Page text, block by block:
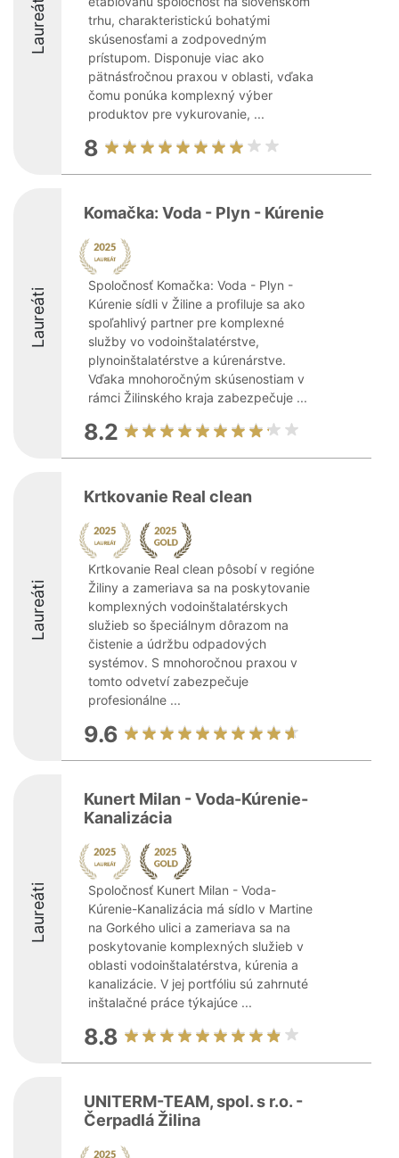
Laureáti
trhu, charakteristickú bohatými
skúsenosťami a zodpovedným
prístupom. Disponuje viac ako
pätnásťročnou praxou v oblasti, vďaka
čomu ponúka komplexný výber
produktov pre vykurovanie, ...
8
Laureáti
Komačka: Voda - Plyn - Kúrenie
Spoločnosť Komačka: Voda - Plyn -
Kúrenie sídli v Žiline a profiluje sa ako
spoľahlivý partner pre komplexné
služby vo vodoinštalatérstve,
plynoinštalatérstve a kúrenárstve.
Vďaka mnohoročným skúsenostiam v
rámci Žilinského kraja zabezpečuje ...
8.2
Laureáti
Krtkovanie Real clean
Krtkovanie Real clean pôsobí v regióne
Žiliny a zameriava sa na poskytovanie
komplexných vodoinštalatérskych
služieb so špeciálnym dôrazom na
čistenie a údržbu odpadových
systémov. S mnohoročnou praxou v
tomto odvetví zabezpečuje
profesionálne ...
9.6
Laureáti
Kunert Milan - Voda-Kúrenie-
Kanalizácia
Spoločnosť Kunert Milan - Voda-
Kúrenie-Kanalizácia má sídlo v Martine
na Gorkého ulici a zameriava sa na
poskytovanie komplexných služieb v
oblasti vodoinštalatérstva, kúrenia a
kanalizácie. V jej portfóliu sú zahrnuté
inštalačné práce týkajúce ...
8.8
UNITERM-TEAM, spol. s r.o. -
Čerpadlá Žilina